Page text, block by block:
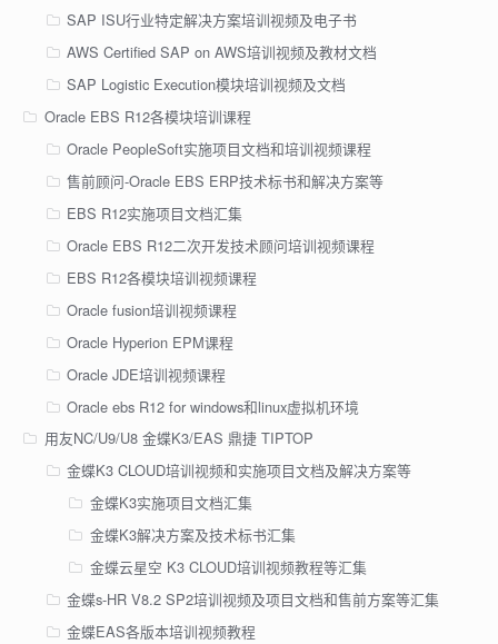
SAP ISU行业特定解决方案培训视频及电子书
AWS Certified SAP on AWS培训视频及教材文档
SAP Logistic Execution模块培训视频及文档
Oracle EBS R12各模块培训课程
Oracle PeopleSoft实施项目文档和培训视频课程
售前顾问-Oracle EBS ERP技术标书和解决方案等
EBS R12实施项目文档汇集
Oracle EBS R12二次开发技术顾问培训视频课程
EBS R12各模块培训视频课程
Oracle fusion培训视频课程
Oracle Hyperion EPM课程
Oracle JDE培训视频课程
Oracle ebs R12 for windows和linux虚拟机环境
用友NC/U9/U8 金蝶K3/EAS 鼎捷 TIPTOP
金蝶K3 CLOUD培训视频和实施项目文档及解决方案等
金蝶K3实施项目文档汇集
金蝶K3解决方案及技术标书汇集
金蝶云星空 K3 CLOUD培训视频教程等汇集
金蝶s-HR V8.2 SP2培训视频及项目文档和售前方案等汇集
金蝶EAS各版本培训视频教程